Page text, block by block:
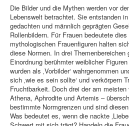
Die Bilder und die Mythen werden vor
Lebenswelt betrachtet. Sie entstanden
gedachten und männlich geprägten
Rollenbildern. Für Frauen bedeutete
mythologischen Frauenfiguren halten
diese Normen. In drei
Einordnung berühmter weiblicher
wurden als ‚Vorbilder‘ wahrgenommen
sich ‚wie es sein sollte‘ und verkörpern
Fruchtbarkeit. Doch drei der am
Athena, Aphrodite und Artemis –
bestimmte Normgrenzen und sind
Was bedeutet es, wenn die nackte